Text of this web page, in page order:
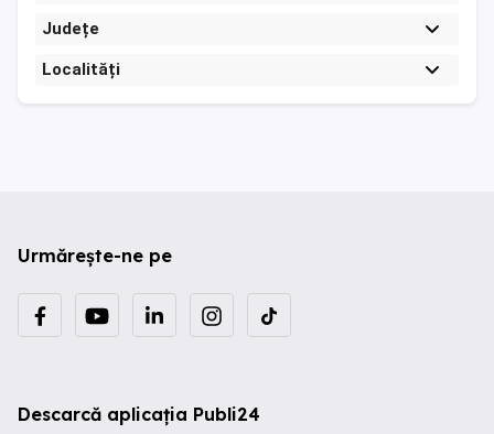
Județe
Localități
Urmărește-ne pe
Descarcă aplicația Publi24